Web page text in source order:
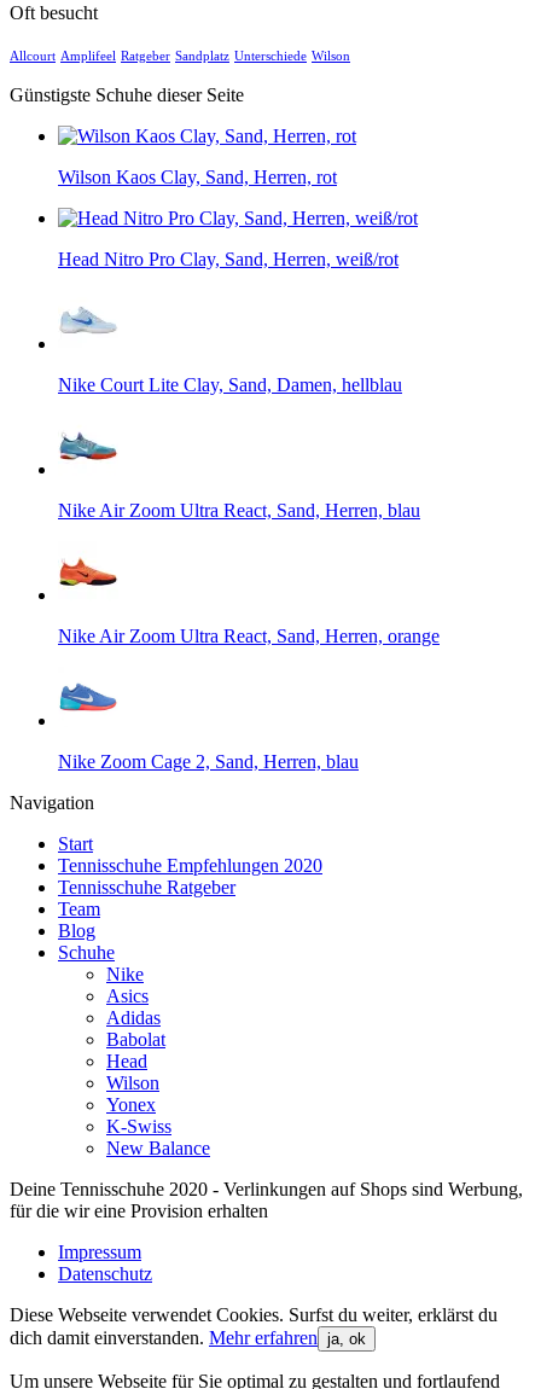
Oft besucht
Allcourt Amplifeel Ratgeber Sandplatz Unterschiede Wilson
Günstigste Schuhe dieser Seite
Wilson Kaos Clay, Sand, Herren, rot
Head Nitro Pro Clay, Sand, Herren, weiß/rot
Nike Court Lite Clay, Sand, Damen, hellblau
Nike Air Zoom Ultra React, Sand, Herren, blau
Nike Air Zoom Ultra React, Sand, Herren, orange
Nike Zoom Cage 2, Sand, Herren, blau
Navigation
Start
Tennisschuhe Empfehlungen 2020
Tennisschuhe Ratgeber
Team
Blog
Schuhe
Nike
Asics
Adidas
Babolat
Head
Wilson
Yonex
K-Swiss
New Balance
Deine Tennisschuhe 2020 - Verlinkungen auf Shops sind Werbung,
für die wir eine Provision erhalten
Impressum
Datenschutz
Diese Webseite verwendet Cookies. Surfst du weiter, erklärst du
dich damit einverstanden. Mehr erfahren ja, ok
Um unsere Webseite für Sie optimal zu gestalten und fortlaufend